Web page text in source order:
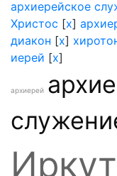
архиерейское
Христос [x]
диакон [x]
иерей [x]
архиерей